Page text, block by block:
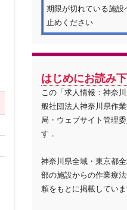
期限が切れている施設
止めください
はじめにお読み
この「求人情報：神奈
般社団法人神奈川県作
局・ウェブサイト管理
す．
神奈川県全域・東京都
部の施設からの作業療
頼をもとに掲載していま